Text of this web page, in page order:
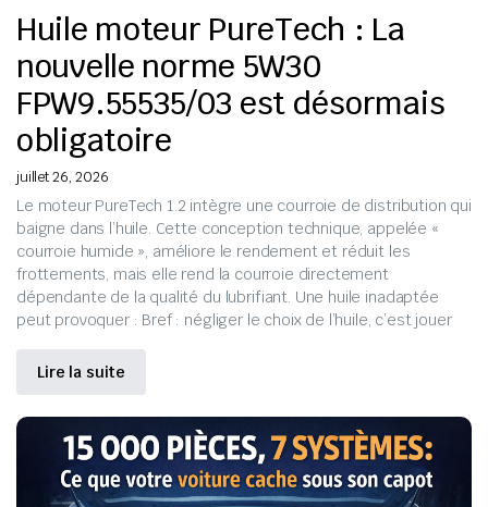
Huile moteur PureTech : La
nouvelle norme 5W30
FPW9.55535/03 est désormais
obligatoire
juillet 26, 2026
Le moteur PureTech 1.2 intègre une courroie de distribution qui
baigne dans l’huile. Cette conception technique, appelée «
courroie humide », améliore le rendement et réduit les
frottements, mais elle rend la courroie directement
dépendante de la qualité du lubrifiant. Une huile inadaptée
peut provoquer : Bref : négliger le choix de l’huile, c’est jouer
Lire la suite